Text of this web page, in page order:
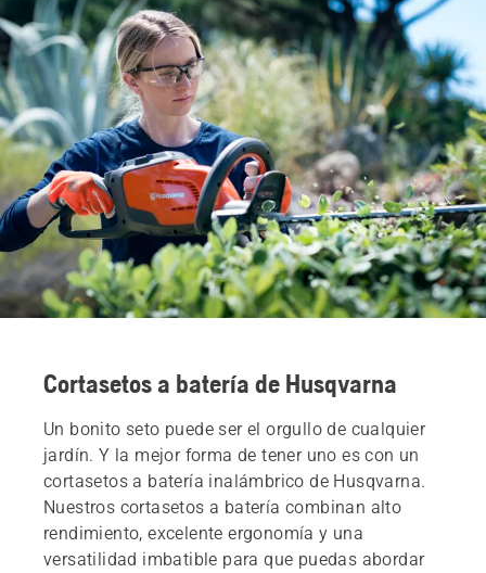
Cortasetos a batería de Husqvarna
Un bonito seto puede ser el orgullo de cualquier
jardín. Y la mejor forma de tener uno es con un
cortasetos a batería inalámbrico de Husqvarna.
Nuestros cortasetos a batería combinan alto
rendimiento, excelente ergonomía y una
versatilidad imbatible para que puedas abordar